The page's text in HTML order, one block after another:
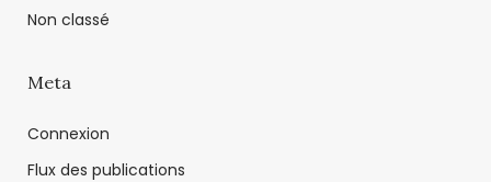
Non classé
Meta
Connexion
Flux des publications